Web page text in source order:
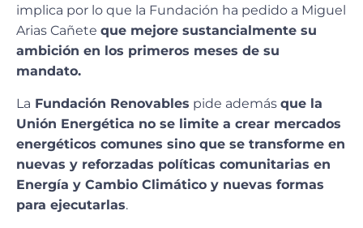
implica por lo que la Fundación ha pedido a Miguel
Arias Cañete que mejore sustancialmente su
ambición en los primeros meses de su
mandato.
La Fundación Renovables pide además que la
Unión Energética no se limite a crear mercados
energéticos comunes sino que se transforme en
nuevas y reforzadas políticas comunitarias en
Energía y Cambio Climático y nuevas formas
para ejecutarlas.